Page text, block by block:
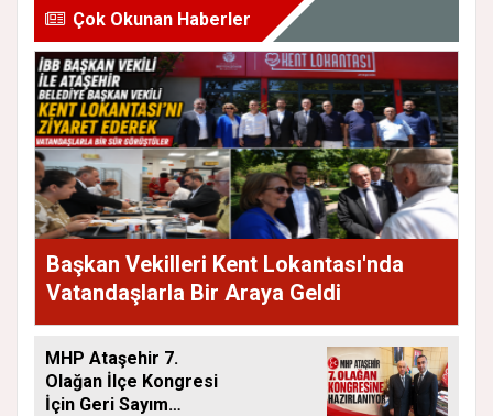
Çok Okunan Haberler
Başkan Vekilleri Kent Lokantası'nda
Vatandaşlarla Bir Araya Geldi
MHP Ataşehir 7.
Olağan İlçe Kongresi
İçin Geri Sayım